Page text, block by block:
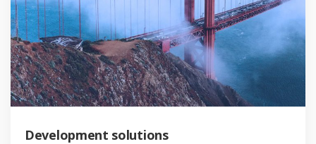
Development solutions